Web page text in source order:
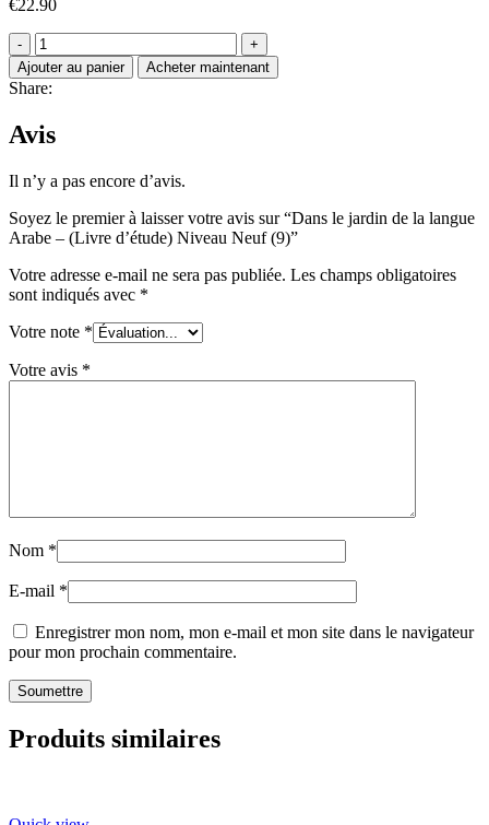
€22.90
Ajouter au panier Acheter maintenant
Share:
Avis
Il n’y a pas encore d’avis.
Soyez le premier à laisser votre avis sur “Dans le jardin de la langue
Arabe – (Livre d’étude) Niveau Neuf (9)”
Votre adresse e-mail ne sera pas publiée. Les champs obligatoires
sont indiqués avec *
Votre note *
Votre avis *
Nom *
E-mail *
Enregistrer mon nom, mon e-mail et mon site dans le navigateur
pour mon prochain commentaire.
Produits similaires